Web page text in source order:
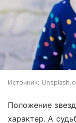
Источник:
Положение
характер. А